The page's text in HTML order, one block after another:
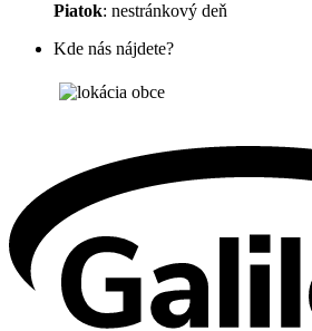
Piatok: nestránkový deň
Kde nás nájdete?